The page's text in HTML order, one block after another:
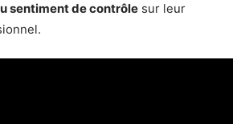
sentiment de contrôle sur leur